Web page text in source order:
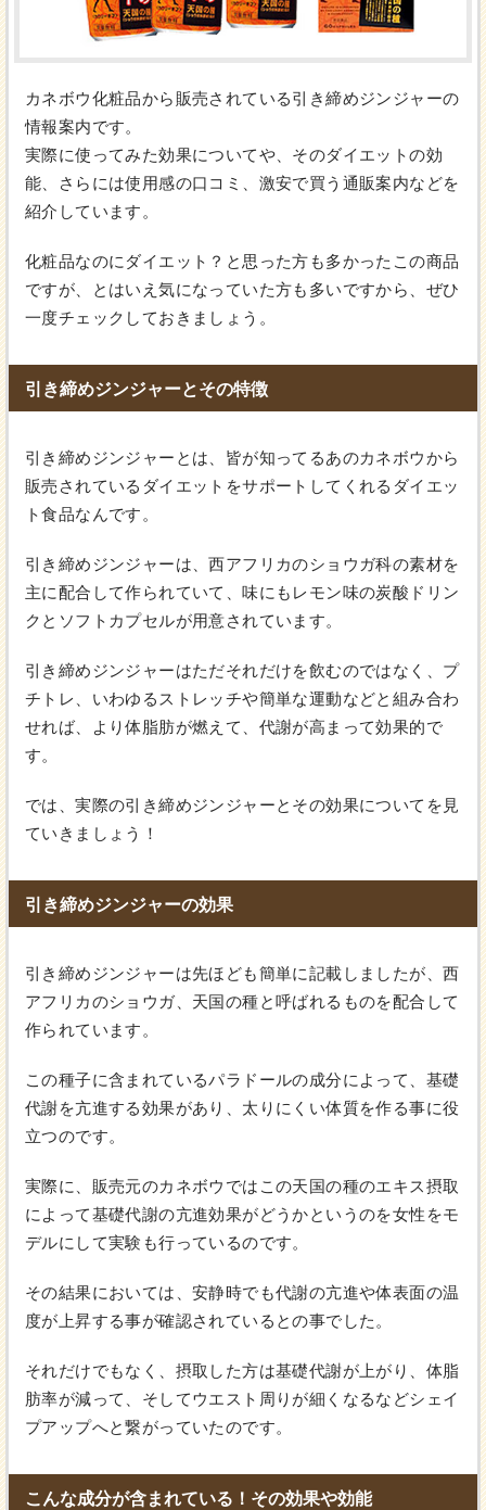
カネボウ化粧品から販売されている引き締めジンジャーの
情報案内です。
実際に使ってみた効果についてや、そのダイエットの効
能、さらには使用感の口コミ、激安で買う通販案内などを
紹介しています。
化粧品なのにダイエット？と思った方も多かったこの商品
ですが、とはいえ気になっていた方も多いですから、ぜひ
一度チェックしておきましょう。
引き締めジンジャーとその特徴
引き締めジンジャーとは、皆が知ってるあのカネボウから
販売されているダイエットをサポートしてくれるダイエッ
ト食品なんです。
引き締めジンジャーは、西アフリカのショウガ科の素材を
主に配合して作られていて、味にもレモン味の炭酸ドリン
クとソフトカプセルが用意されています。
引き締めジンジャーはただそれだけを飲むのではなく、プ
チトレ、いわゆるストレッチや簡単な運動などと組み合わ
せれば、より体脂肪が燃えて、代謝が高まって効果的で
す。
では、実際の引き締めジンジャーとその効果についてを見
ていきましょう！
引き締めジンジャーの効果
引き締めジンジャーは先ほども簡単に記載しましたが、西
アフリカのショウガ、天国の種と呼ばれるものを配合して
作られています。
この種子に含まれているパラドールの成分によって、基礎
代謝を亢進する効果があり、太りにくい体質を作る事に役
立つのです。
実際に、販売元のカネボウではこの天国の種のエキス摂取
によって基礎代謝の亢進効果がどうかというのを女性をモ
デルにして実験も行っているのです。
その結果においては、安静時でも代謝の亢進や体表面の温
度が上昇する事が確認されているとの事でした。
それだけでもなく、摂取した方は基礎代謝が上がり、体脂
肪率が減って、そしてウエスト周りが細くなるなどシェイ
プアップへと繋がっていたのです。
こんな成分が含まれている！その効果や効能